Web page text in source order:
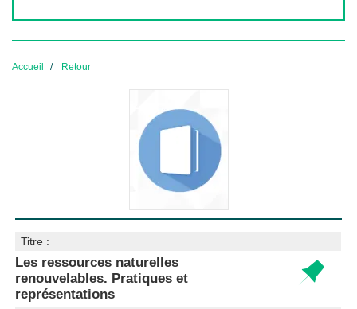
Accueil Retour
Titre :
Les ressources naturelles
renouvelables. Pratiques et
représentations